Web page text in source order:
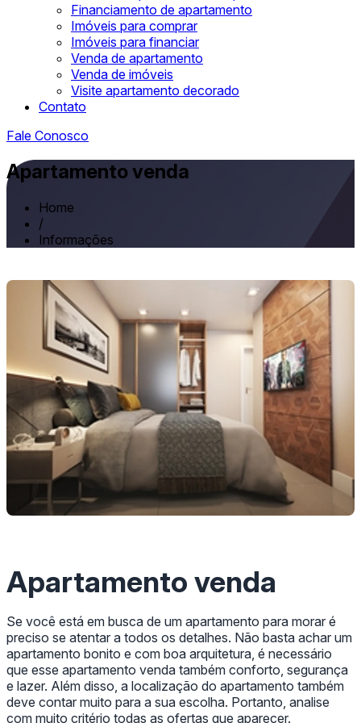
Financiamento de apartamento
Imóveis para comprar
Imóveis para financiar
Venda de apartamento
Venda de imóveis
Visite apartamento decorado
Contato
Fale Conosco
Apartamento venda
Home
/
Informações
Apartamento venda
Se você está em busca de um apartamento para morar é
preciso se atentar a todos os detalhes. Não basta achar um
apartamento bonito e com boa arquitetura, é necessário
que esse apartamento venda também conforto, segurança
e lazer. Além disso, a localização do apartamento também
deve contar muito para a sua escolha. Portanto, analise
com muito critério todas as ofertas que aparecer.